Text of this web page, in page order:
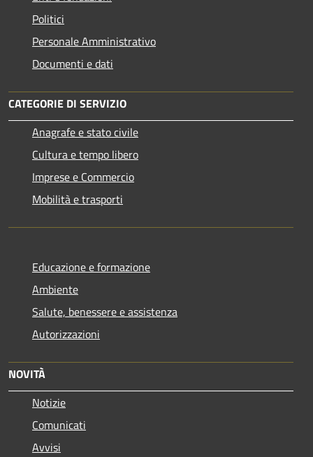
Politici
Personale Amministrativo
Documenti e dati
CATEGORIE DI SERVIZIO
Anagrafe e stato civile
Cultura e tempo libero
Imprese e Commercio
Mobilità e trasporti
Educazione e formazione
Ambiente
Salute, benessere e assistenza
Autorizzazioni
NOVITÀ
Notizie
Comunicati
Avvisi